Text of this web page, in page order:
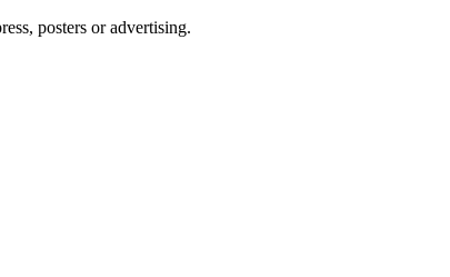
posters or advertising.